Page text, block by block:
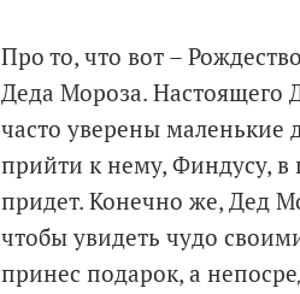
Про то, что вот –
Деда Мороза. Настоящего
часто уверены
прийти к нему, Финдусу, в
придет. Конечно же, Дед
чтобы увидеть чудо
принес подарок, а